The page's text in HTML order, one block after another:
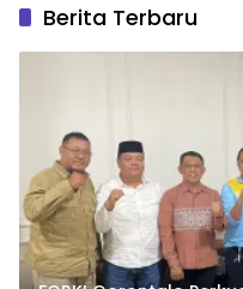
Berita Terbaru